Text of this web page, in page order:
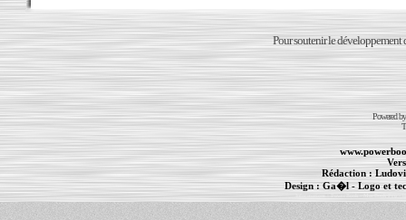
Pour soutenir le développement
Powered
Rédaction :
Design :Ga�l- Logo et
Informations :